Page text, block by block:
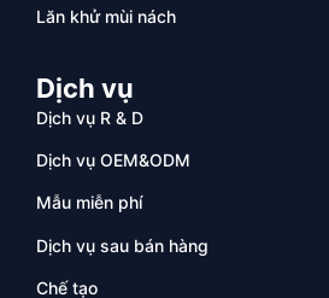
Lăn khử mùi nách
Dịch vụ
Dịch vụ R & D
Dịch vụ OEM&ODM
Mẫu miễn phí
Dịch vụ sau bán hàng
Chế tạo